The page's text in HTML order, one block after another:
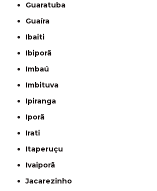
Guaratuba
Guaíra
Ibaiti
Ibiporã
Imbaú
Imbituva
Ipiranga
Iporã
Irati
Itaperuçu
Ivaiporã
Jacarezinho